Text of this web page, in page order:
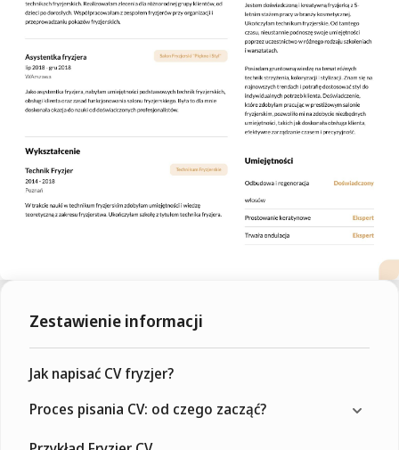
Zestawienie informacji
Jak napisać CV fryzjer?
Proces pisania CV: od czego zacząć?